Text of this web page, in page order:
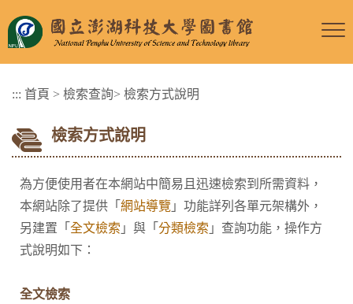
::: 首頁 > 檢索查詢> 檢索方式說明
檢索方式說明
為方便使用者在本網站中簡易且迅速檢索到所需資料，
本網站除了提供「 網站導覽 」功能詳列各單元架構外，
另建置「 全文檢索 」與「 分類檢索 」查詢功能，操作方
式說明如下：
全文檢索